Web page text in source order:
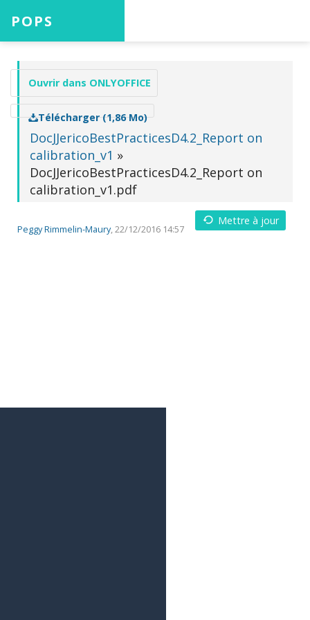
POPS
Accueil
Aide
Ouvrir dans ONLYOFFICE
Télécharger (1,86 Mo)
DocJJericoBestPracticesD4.2_Report on
calibration_v1 »
DocJJericoBestPracticesD4.2_Report on
calibration_v1.pdf
Peggy Rimmelin-Maury, 22/12/2016 14:57
Mettre à jour